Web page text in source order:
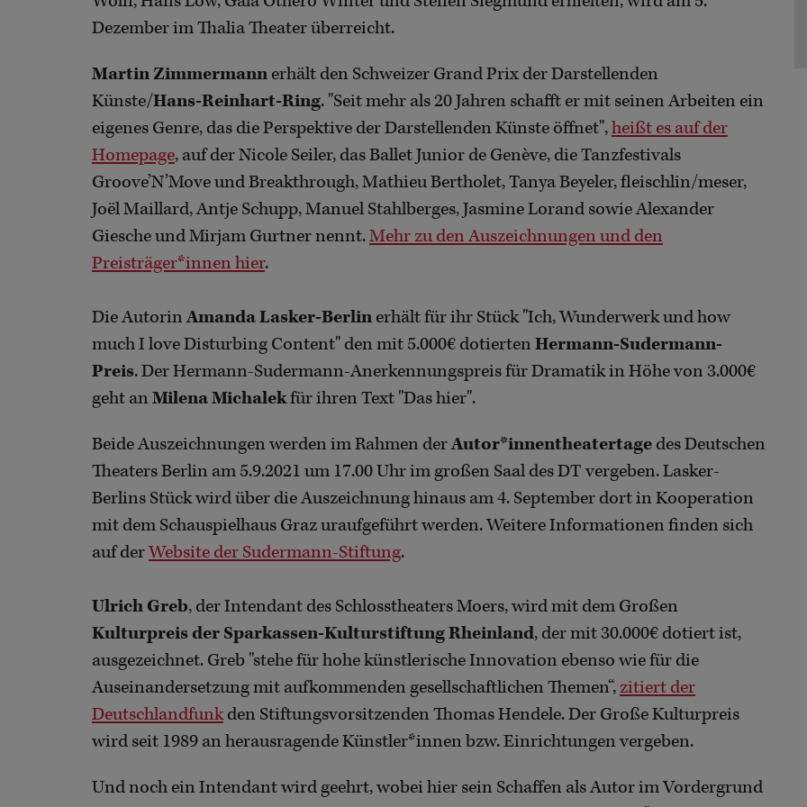
Dezember im Thalia Theater überreicht.
Martin Zimmermann erhält den Schweizer Grand Prix der Darstellenden
Künste/Hans-Reinhart-Ring. "Seit mehr als 20 Jahren schafft er mit seinen Arbeiten ein
eigenes Genre, das die Perspektive der Darstellenden Künste öffnet",heißt es auf der
Homepage, auf der Nicole Seiler, das Ballet Junior de Genève, die Tanzfestivals
Groove’N’Move und Breakthrough, Mathieu Bertholet, Tanya Beyeler, fleischlin/meser,
Joël Maillard, Antje Schupp, Manuel Stahlberges, Jasmine Lorand sowie Alexander
Giesche und Mirjam Gurtner nennt.Mehr zu den Auszeichnungen und den
Preisträger*innen hier.
Die AutorinAmanda Lasker-Berlin erhält für ihr Stück "Ich, Wunderwerk und how
much I love Disturbing Content" den mit 5.000€ dotierten Hermann-Sudermann-
Preis. Der Hermann-Sudermann-Anerkennungspreis für Dramatik in Höhe von 3.000€
geht an Milena Michalekfür ihren Text "Das hier".
Beide Auszeichnungen werden im Rahmen derAutor*innentheatertage des Deutschen
Theaters Berlin am 5.9.2021 um 17.00 Uhr im großen Saal des DT vergeben. Lasker-
Berlins Stück wird über die Auszeichnung hinaus am 4. September dort in Kooperation
mit dem Schauspielhaus Graz uraufgeführt werden. Weitere Informationen finden sich
auf derWebsite der Sudermann-Stiftung.
Ulrich Greb, der Intendant des Schlosstheaters Moers, wird mit dem Großen
Kulturpreis der Sparkassen-Kulturstiftung Rheinland, der mit 30.000€ dotiert ist,
ausgezeichnet. Greb "stehe für hohe künstlerische Innovation ebenso wie für die
Auseinandersetzung mit aufkommenden gesellschaftlichen Themen“, zitiert der
Deutschlandfunkden Stiftungsvorsitzenden Thomas Hendele. Der Große Kulturpreis
wird seit 1989 an herausragende Künstler*innen bzw. Einrichtungen vergeben.
Und noch ein Intendant wird geehrt, wobei hier sein Schaffen als Autor im Vordergrund